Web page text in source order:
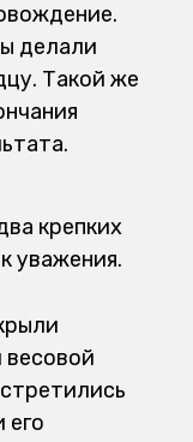
делали
Такой же
крепких
уважения.
весовой
его